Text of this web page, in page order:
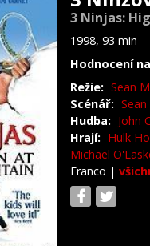
3 Ninjas:
1998, 93 min
Hodnocení
Režie: Sean
Scénář:
Hudba: John
Hrají: Hulk
Michael
Franco |